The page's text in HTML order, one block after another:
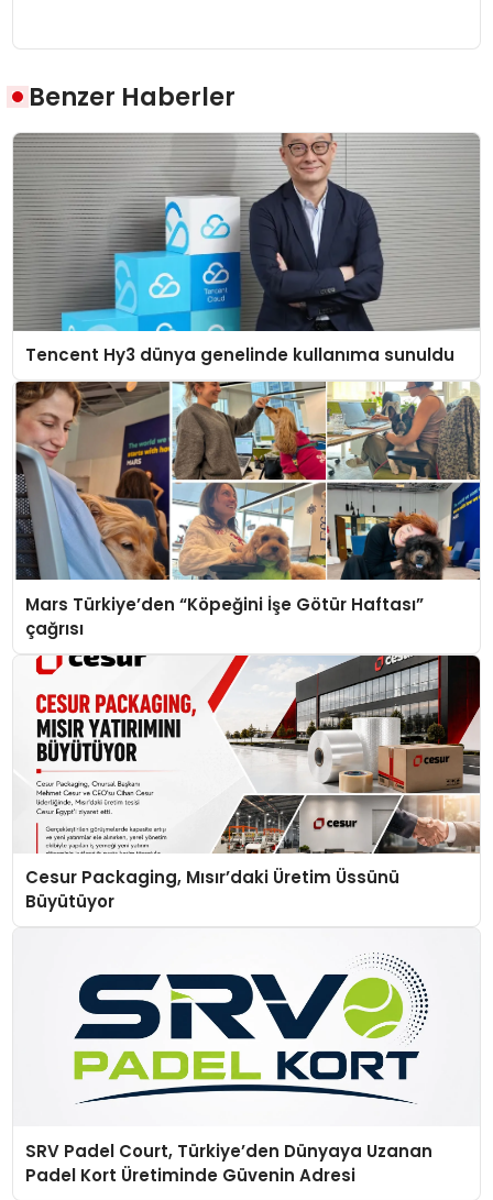
Benzer Haberler
Tencent Hy3 dünya genelinde kullanıma sunuldu
Mars Türkiye’den “Köpeğini İşe Götür Haftası”
çağrısı
Cesur Packaging, Mısır’daki Üretim Üssünü
Büyütüyor
SRV Padel Court, Türkiye’den Dünyaya Uzanan
Padel Kort Üretiminde Güvenin Adresi